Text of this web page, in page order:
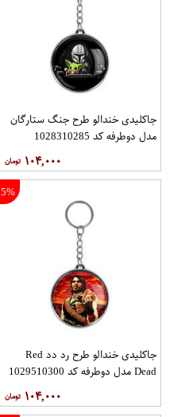
جاکلیدی خندالو طرح جنگ ستارگان
مدل دوطرفه کد 1028310285
۱۰۴,۰۰۰
5%
جاکلیدی خندالو طرح رد دد Red
Dead مدل دوطرفه کد 1029510300
۱۰۴,۰۰۰